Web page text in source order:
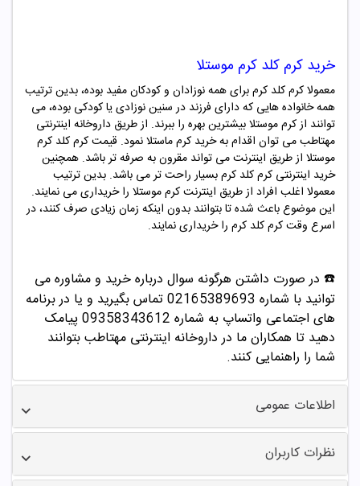
خرید کرم کلد کرم موستلا
معمولا کرم کلد کرم برای همه نوزادان و کودکان مفید بوده، بدین ترتیب
همه خانواده هایی که دارای فرزند در سنین نوزادی یا کودکی بوده، می
توانند از کرمموستلابیشترین بهره را ببرند. از طریق داروخانه اینترنتی
مهتاطب می توان اقدام به خرید کرم ماستلا نمود. قیمت کرم کلد کرم
موستلا از طریق اینترنت می تواند مقرون به صرفه تر باشد. همچنین
خرید اینترنتی کرم کلد کرم بسیار راحت تر می باشد. بدین ترتیب
معمولا اغلب افراد از طریق اینترنت کرم موستلا را خریداری می نمایند.
این موضوع باعث شده تا بتوانند بدون اینکه زمان زیادی صرف کنند، در
اسرع وقت کرم کلد کرم را خریداری نمایند.
☎️ در صورت داشتن هرگونه سوال درباره خرید و مشاوره می
توانید با شماره 02165389693 تماس بگیرید و یا در برنامه
های اجتماعی واتساپ به شماره 09358343612 پیامک
دهید تا همکاران ما در داروخانه اینترنتی مهتاطب بتوانند
شما را راهنمایی کنند.
اطلاعات عمومی
نظرات کاربران